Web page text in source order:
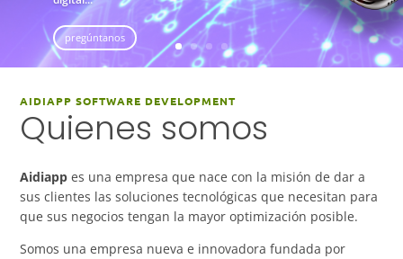
AIDIAPP SOFTWARE DEVELOPMENT
Quienes somos
Aidiapp es una empresa que nace con la misión de dar a
sus clientes las soluciones tecnológicas que necesitan para
que sus negocios tengan la mayor optimización posible.
Somos una empresa nueva e innovadora fundada por